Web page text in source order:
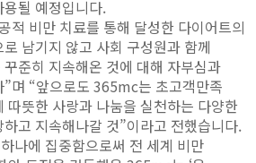
될 예정입니다.
적 비만 치료를 통해 달성한 다이어트의
남기지 않고 사회 구성원과 함께
준히 지속해온 것에 대해 자부심과
”며 “앞으로도 365mc는 초고객만족
따뜻한 사랑과 나눔을 실천하는 다양한
고 지속해나갈 것”이라고 전했습니다.
나에 집중함으로써 전 세계 비만